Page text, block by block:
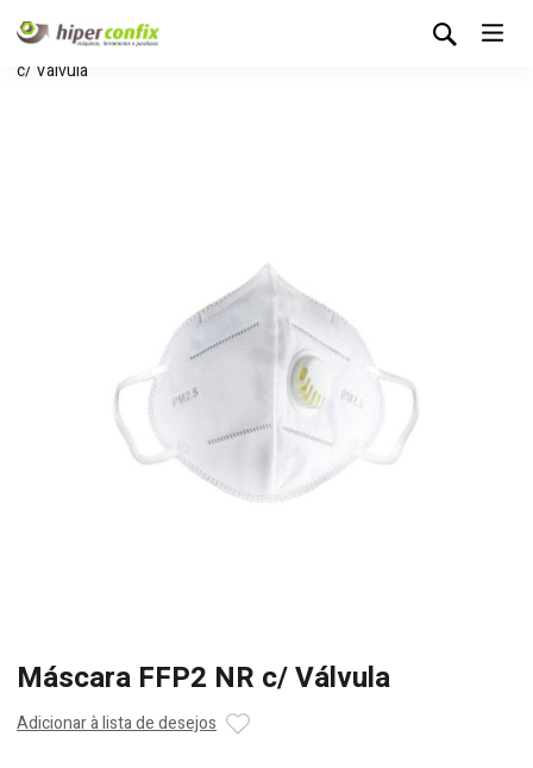
Início Loja Hipertintas
Máscara FFP2 NR
c/ Válvula
Máscara FFP2 NR c/ Válvula
Adicionar à lista de desejos